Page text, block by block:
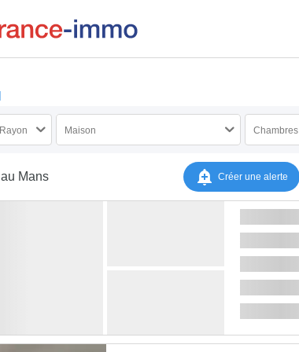
Rayon Maison Chambres
Créer une alerte
au Mans